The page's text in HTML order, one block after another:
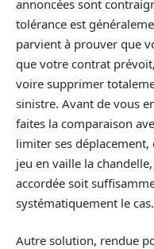
annoncées sont
tolérance est
parvient à prouver que
que votre contrat
voire supprimer
sinistre. Avant de vous
faites la comparaison
limiter ses déplacement,
jeu en vaille la
accordée soit
systématiquement le cas.
Autre solution, rendue